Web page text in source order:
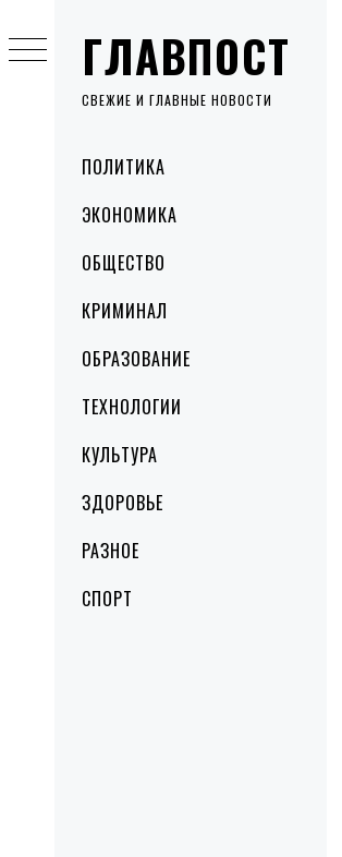
ГЛАВПОСТ
СВЕЖИЕ И ГЛАВНЫЕ НОВОСТИ
MenuПОЛИТИКА
ЭКОНОМИКА
ОБЩЕСТВО
КРИМИНАЛ
ОБРАЗОВАНИЕ
ТЕХНОЛОГИИ
КУЛЬТУРА
ЗДОРОВЬЕ
РАЗНОЕ
СПОРТ
to
content